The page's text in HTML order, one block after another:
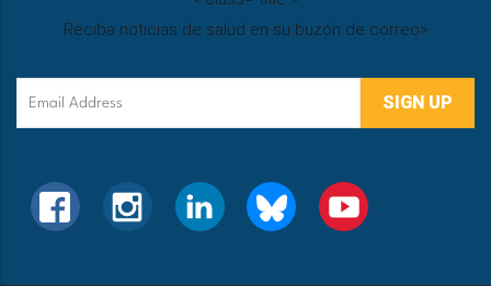
Reciba noticias de salud en su buzón de correo>
Email
Address
FACEBOOKINSTAGRAMLINKEDIN BLUESKY YOUTUBE